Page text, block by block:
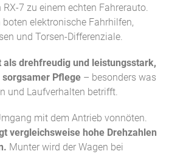
7 zu einem echten Fahrerauto.
boten elektronische Fahrhilfen,
und Torsen-Differenziale.
drehfreudig und leistungsstark,
Pflege – besonders was
und Laufverhalten betrifft.
mit dem Antrieb vonnöten.
vergleichsweise hohe Drehzahlen
Munter wird der Wagen bei